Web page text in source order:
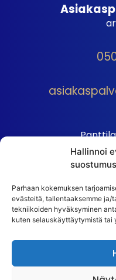
Hallinnoi
Parhaan kokemuksen
evästeitä, tallentaaksemme ja/
tekniikoiden hyväksyminen
kuten selauskäyttäytymistä tai
Usein